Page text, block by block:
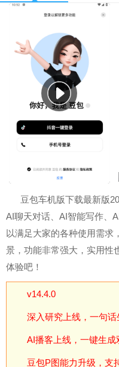
豆包车机版下载最新版
AI聊天对话、AI智能写作、
以满足大家的各种使用需求
景，功能非常强大，实用性
体验吧！
v14.4.0
深入研究上线，一句
AI播客上线，一键生成
豆包P图能力升级，支